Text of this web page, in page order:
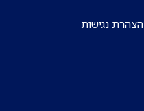
הצהרת נגישות